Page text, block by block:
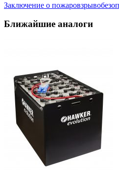
Заключение о
Ближайшие аналоги